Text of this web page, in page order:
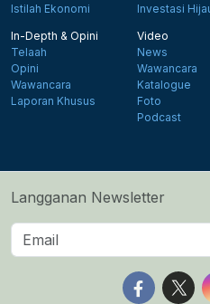
Istilah Ekonomi
Investasi
In-Depth & Opini
Telaah
Opini
Wawancara
Laporan Khusus
Video
News
Wawancara
Katalogue
Foto
Podcast
Langganan Newsletter
Follow